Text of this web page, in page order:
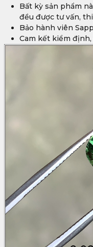
Bất kỳ sản phẩm
đều được tư vấn,
Bảo hành viên
Cam kết kiểm